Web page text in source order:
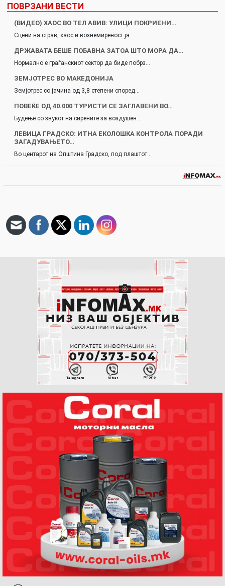
ПОВРЗАНИ ВЕСТИ
(ВИДЕО) ХАОС ВО ТЕЛ АВИВ: УЛИЦИ ПОКРИЕНИ…
Сцени на страв, хаос и вознемиреност ја…
ДРЖАВАТА БЕШЕ ПОБАВНА ЗАТОА ШТО МОРА ДА…
Нормално е граѓанскиот сектор да биде побрз…
ЗЕМЈОТРЕС ВО МАКЕДОНИЈА
Земјотрес со јачина од 3,8 степени според…
ПОВЕЌЕ ОД 40.000 ТУРИСТИ СЕ ЗАГЛАВЕНИ ВО…
Будење со звукот на сирените за воздушен…
ЛЕВИЦА ГРАДСКО: ИТНА ЕКОЛОШКА КОНТРОЛА ПОРАДИ
ЗАГАДУВАЊЕТО…
Во центарот на Општина Градско, под плаштот…